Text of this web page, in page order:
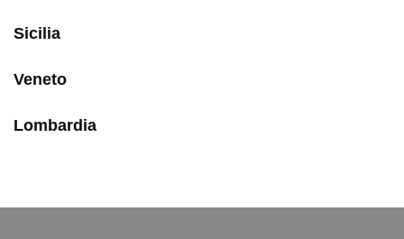
Sicilia
Veneto
Lombardia